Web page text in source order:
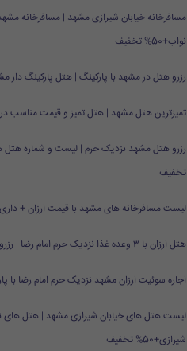
مسافرخانه خیابان شیرازی مشهد | مسافرخانه
نواب+50% تخفیف
رزرو هتل در مشهد با پارکینگ | هتل پارکینگ دار مشهد
تمیزترین هتل مشهد | هتل تمیز و قیمت مناسب در
تخفیف
لیست مسافرخانه های مشهد با قیمت ارزان + داری
هتل ارزان با ۳ وعده غذا نزدیک حرم امام رضا | رزرو هتل ارزان مشهد+50%
اجاره سوئیت ارزان مشهد نزدیک حرم امام رضا با پارکینگ و
لیست هتل های خیابان شیرازی مشهد | هتل های
شیرازی+50% تخفیف